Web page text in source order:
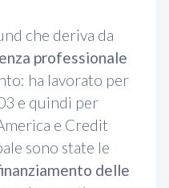
che deriva da
professionale
ha lavorato per
e quindi per
e Credit
sono state le
delle